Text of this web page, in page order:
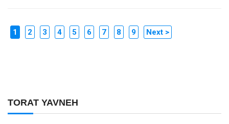
TORAT YAVNEH
1 2 3 4 5 6 7 8 9 Next >